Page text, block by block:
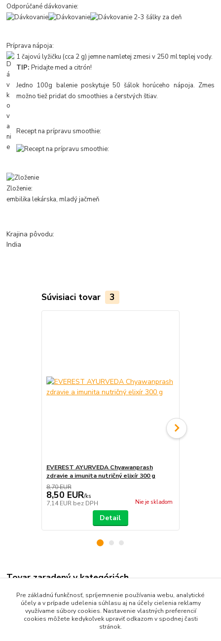
Odporúčané dávkovanie:
2-3 šálky za deň
Príprava nápoja:
1 čajovú lyžičku (cca 2 g) jemne namletej zmesi v 250 ml teplej vody.
TIP:Pridajte med a citrón!
Jedno 100g balenie poskytuje 50 šálok horúceho nápoja. Zmes
možno tiež pridať do smoothies a čerstvých štiav.
Recept na prípravu smoothie:
Zloženie:
embilika lekárska, mladý jačmeň
Krajina pôvodu:
India
Súvisiaci tovar 3
EVEREST AYURVEDA Chyawanprash
zdravie a imunita nutričný elixír 300 g
8,70 EUR
8,50 EUR/ks
7,14 EUR bez DPH Nie je skladom
Detail
Tovar zaradený v kategóriách
Výživové doplnky
Ajurvédske nápoje
Pre základnú funkčnosť, spríjemnenie používania webu, analytické
účely a v prípade udelenia súhlasu aj na účely cielenia reklamy
využívame súbory cookies. Nastavenie vlastných preferencií
cookies môžete kedykoľvek upraviť odkazom v spodnej časti
stránok.